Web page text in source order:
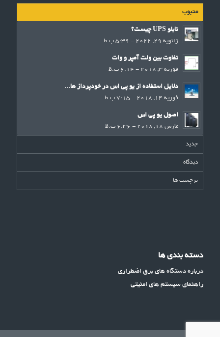
محبوب
تابلو UPS چیست؟
ژانویه 29, 2022 - 5:39 ب.ظ
تفاوت بین ولت آمپر و وات
فوریه 3, 2018 - 6:14 ب.ظ
دلایل استفاده از یو پی اس در خودپرداز ها...
فوریه 14, 2018 - 7:15 ب.ظ
اصول یو پی اس
مارس 18, 2018 - 6:36 ب.ظ
جدید
دیدگاه
برچسب ها
دسته بندی ها
درباره دستگاه های برق اضطراری
راهنمای سیستم های امنیتی